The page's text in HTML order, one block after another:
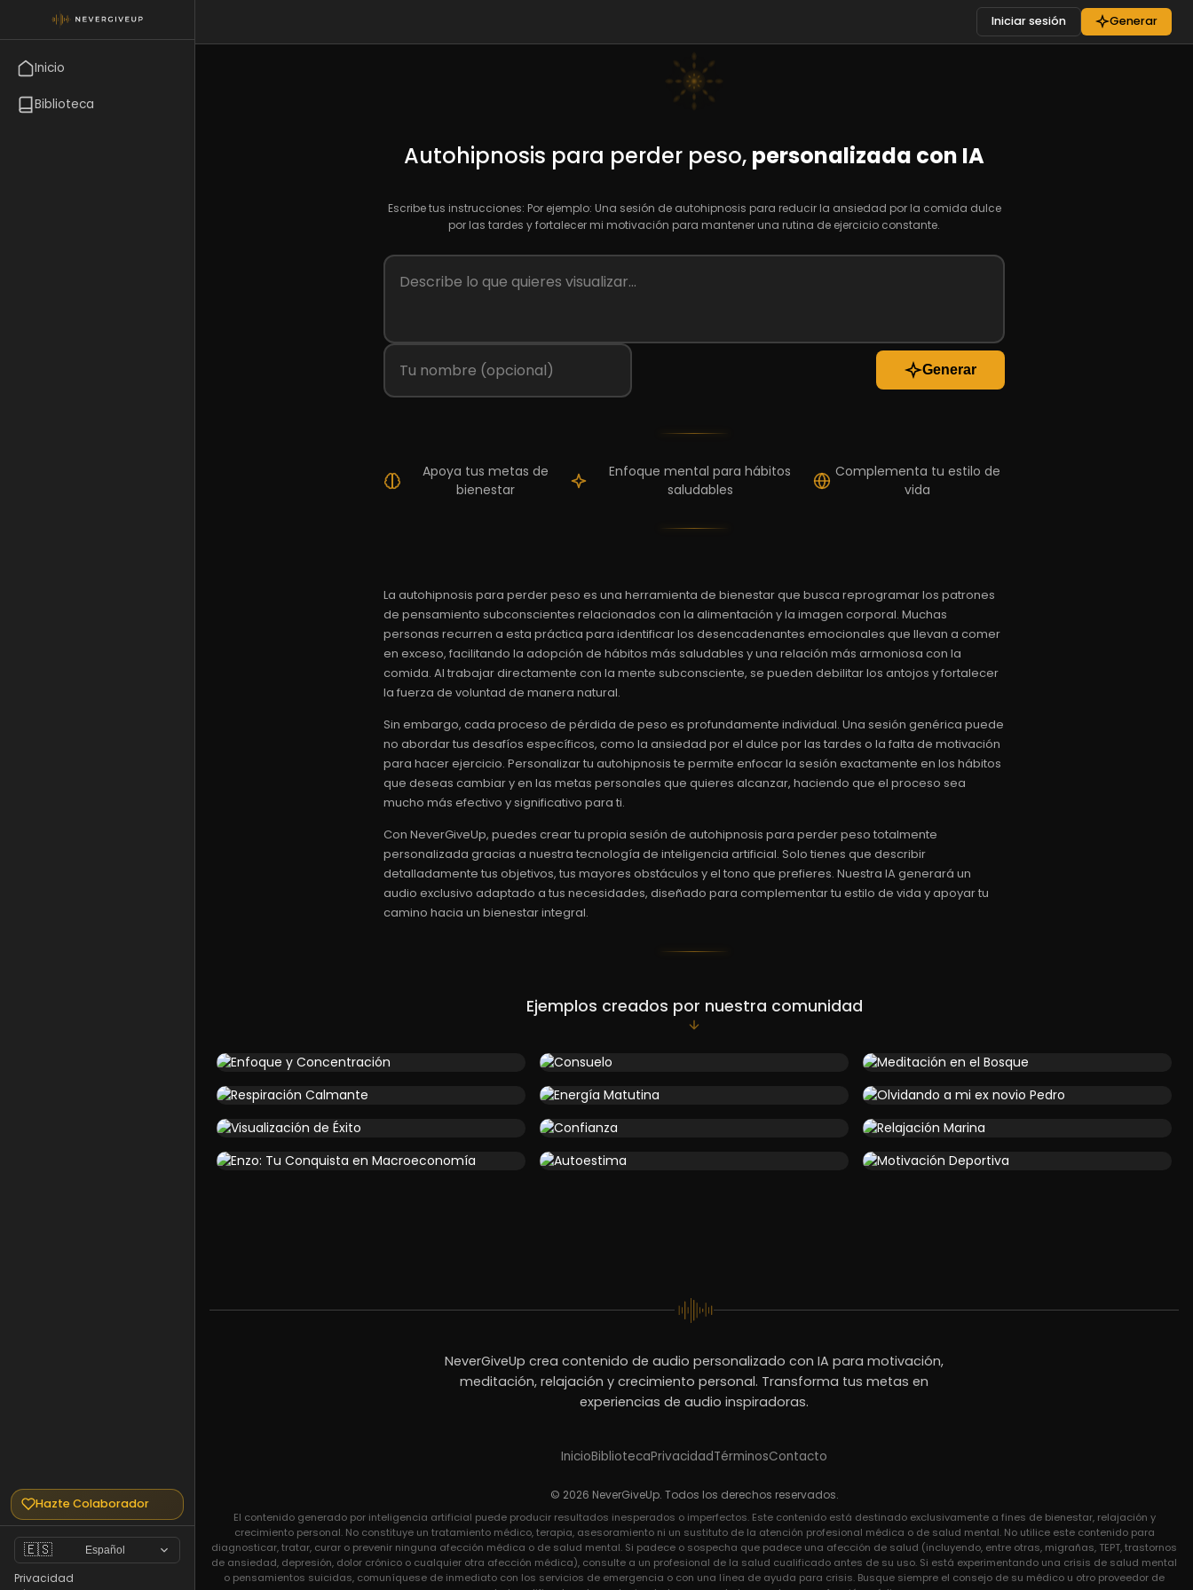
Inicio
Biblioteca
Hazte Colaborador
🇪🇸 Español
Privacidad
Iniciar sesión Generar
Autohipnosis para perder peso, personalizada con IA
Escribe tus instrucciones: Por ejemplo: Una sesión de autohipnosis para reducir la ansiedad por la comida dulce
por las tardes y fortalecer mi motivación para mantener una rutina de ejercicio constante.
Generar
Apoya tus metas de
bienestar
Enfoque mental para hábitos
saludables
Complementa tu estilo de
vida
La autohipnosis para perder peso es una herramienta de bienestar que busca reprogramar los patrones
de pensamiento subconscientes relacionados con la alimentación y la imagen corporal. Muchas
personas recurren a esta práctica para identificar los desencadenantes emocionales que llevan a comer
en exceso, facilitando la adopción de hábitos más saludables y una relación más armoniosa con la
comida. Al trabajar directamente con la mente subconsciente, se pueden debilitar los antojos y fortalecer
la fuerza de voluntad de manera natural.
Sin embargo, cada proceso de pérdida de peso es profundamente individual. Una sesión genérica puede
no abordar tus desafíos específicos, como la ansiedad por el dulce por las tardes o la falta de motivación
para hacer ejercicio. Personalizar tu autohipnosis te permite enfocar la sesión exactamente en los hábitos
que deseas cambiar y en las metas personales que quieres alcanzar, haciendo que el proceso sea
mucho más efectivo y significativo para ti.
Con NeverGiveUp, puedes crear tu propia sesión de autohipnosis para perder peso totalmente
personalizada gracias a nuestra tecnología de inteligencia artificial. Solo tienes que describir
detalladamente tus objetivos, tus mayores obstáculos y el tono que prefieres. Nuestra IA generará un
audio exclusivo adaptado a tus necesidades, diseñado para complementar tu estilo de vida y apoyar tu
camino hacia un bienestar integral.
Ejemplos creados por nuestra comunidad
NeverGiveUp crea contenido de audio personalizado con IA para motivación,
meditación, relajación y crecimiento personal. Transforma tus metas en
experiencias de audio inspiradoras.
InicioBibliotecaPrivacidadTérminosContacto
© 2026 NeverGiveUp. Todos los derechos reservados.
El contenido generado por inteligencia artificial puede producir resultados inesperados o imperfectos. Este contenido está destinado exclusivamente a fines de bienestar, relajación y
crecimiento personal. No constituye un tratamiento médico, terapia, asesoramiento ni un sustituto de la atención profesional médica o de salud mental. No utilice este contenido para
diagnosticar, tratar, curar o prevenir ninguna afección médica o de salud mental. Si padece o sospecha que padece una afección de salud (incluyendo, entre otras, migrañas, TEPT, trastornos
de ansiedad, depresión, dolor crónico o cualquier otra afección médica), consulte a un profesional de la salud cualificado antes de su uso. Si está experimentando una crisis de salud mental
o pensamientos suicidas, comuníquese de inmediato con los servicios de emergencia o con una línea de ayuda para crisis. Busque siempre el consejo de su médico u otro proveedor de